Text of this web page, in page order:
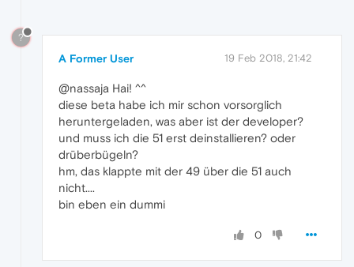
?
A Former User 19 Feb 2018, 21:42
@nassaja Hai! ^^
diese beta habe ich mir schon vorsorglich
heruntergeladen, was aber ist der developer?
und muss ich die 51 erst deinstallieren? oder
drüberbügeln?
hm, das klappte mit der 49 über die 51 auch
nicht....
bin eben ein dummi
0